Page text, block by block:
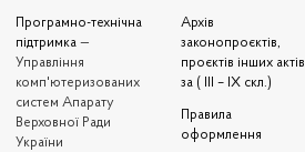
Програмно-технічна
підтримка —
Управління
комп'ютеризованих
систем Апарату
Верховної Ради
України
Архів
законопроєктів,
проєктів інших актів
за ( III – IX скл.)
Правила
оформлення